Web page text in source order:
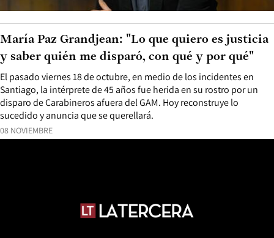
08 NOVIEMBRE
El pasado viernes 18 de octubre, en medio de los incidentes en
Santiago, la intérprete de 45 años fue herida en su rostro por un
disparo de Carabineros afuera del GAM. Hoy reconstruye lo
sucedido y anuncia que se querellará.
María Paz Grandjean: "Lo que quiero es justicia
y saber quién me disparó, con qué y por qué"